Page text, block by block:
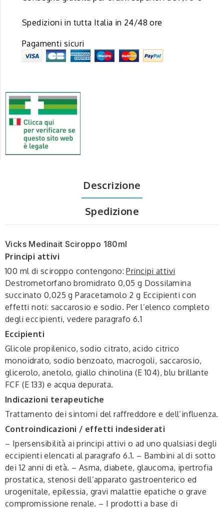
Spedizioni in tutta Italia in 24/48 ore
Pagamenti sicuri
Descrizione
Spedizione
Vicks Medinait Sciroppo 180ml
Principi attivi
100 ml di sciroppo contengono:Principi attivi
Destrometorfano bromidrato 0,05 g Dossilamina
succinato 0,025 g Paracetamolo 2 g Eccipienti con
effetti noti: saccarosio e sodio. Per l’elenco completo
degli eccipienti, vedere paragrafo 6.1
Eccipienti
Glicole propilenico, sodio citrato, acido citrico
monoidrato, sodio benzoato, macrogoli, saccarosio,
glicerolo, anetolo, giallo chinolina (E 104), blu brillante
FCF (E 133) e acqua depurata.
Indicazioni terapeutiche
Trattamento dei sintomi del raffreddore e dell’influenza.
Controindicazioni / effetti indesiderati
– Ipersensibilità ai principi attivi o ad uno qualsiasi degli
eccipienti elencati al paragrafo 6.1. – Bambini al di sotto
dei 12 anni di età. – Asma, diabete, glaucoma, ipertrofia
prostatica, stenosi dell’apparato gastroenterico ed
urogenitale, epilessia, gravi malattie epatiche o grave
compromissione renale. – I prodotti a base di